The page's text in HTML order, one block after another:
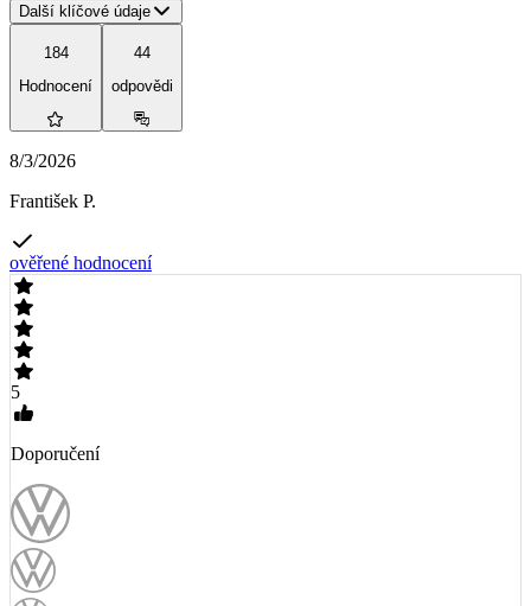
Další klíčové údaje
184
Hodnocení
44
odpovědi
8/3/2026
František P.
ověřené hodnocení
5
Doporučení